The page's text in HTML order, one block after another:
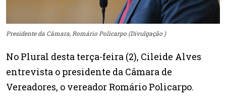
Presidente da Câmara, Romário Policarpo (Divulgação )
No Plural desta terça-feira (2), Cileide Alves
entrevista o presidente da Câmara de
Vereadores, o vereador Romário Policarpo.